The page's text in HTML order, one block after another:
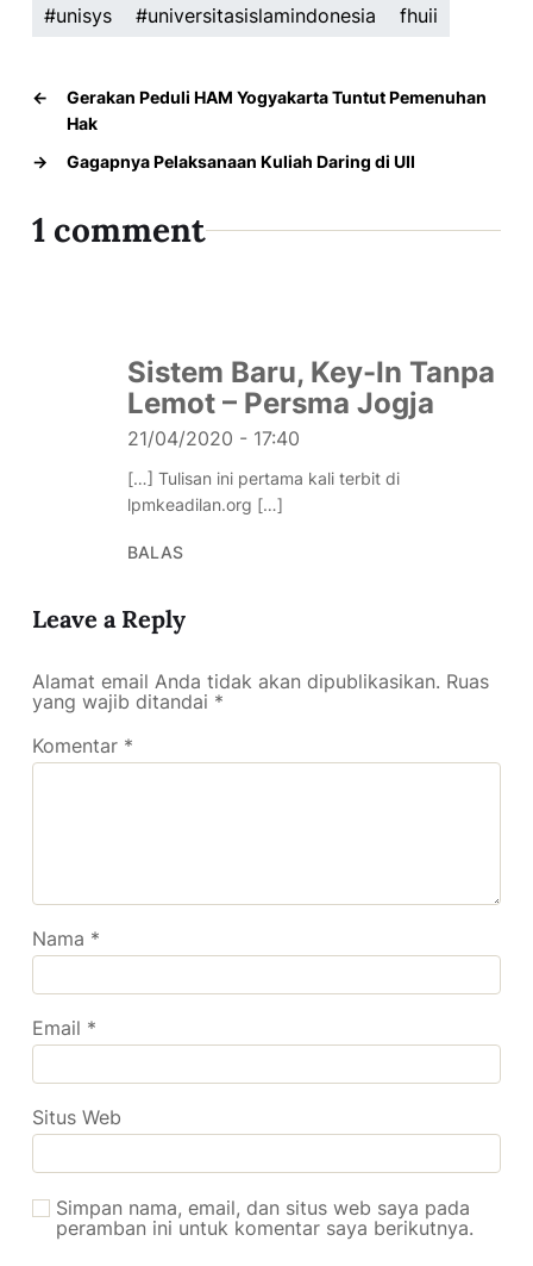
#unisys
#universitasislamindonesia fhuii
←
Gerakan Peduli HAM Yogyakarta Tuntut Pemenuhan
Hak
→
Gagapnya Pelaksanaan Kuliah Daring di UII
1 comment
Sistem Baru, Key-In Tanpa
Lemot – Persma Jogja
21/04/2020 - 17:40
[…] Tulisan ini pertama kali terbit di
lpmkeadilan.org […]
BALAS
Leave a Reply
Alamat email Anda tidak akan dipublikasikan. Ruas
yang wajib ditandai *
Komentar *
Nama *
Email *
Situs Web
Simpan nama, email, dan situs web saya pada
peramban ini untuk komentar saya berikutnya.